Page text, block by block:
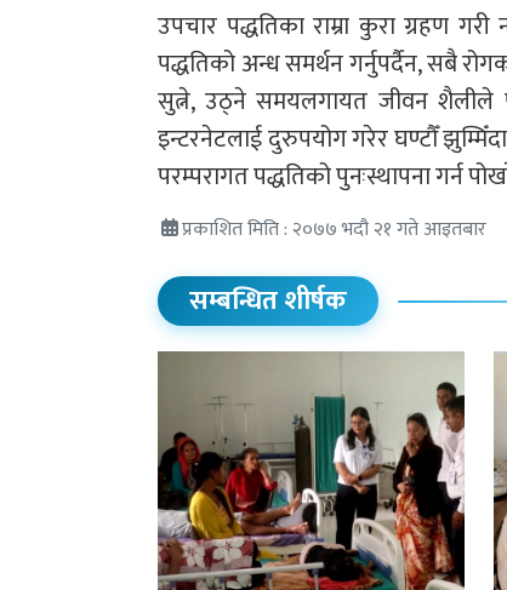
उपचार पद्धतिका राम्रा कुरा ग्रहण गरी
पद्धतिको अन्ध समर्थन गर्नुपर्दैन, सबै
सुत्ने, उठ्ने समयलगायत जीवन शैलीले
इन्टरनेटलाई दुरुपयोग गरेर घण्टौँ
परम्परागत पद्धतिको पुनःस्थापना गर्न
प्रकाशित मिति : २०७७ भदौ २१ गते आइतबार
सम्बन्धित शीर्षक